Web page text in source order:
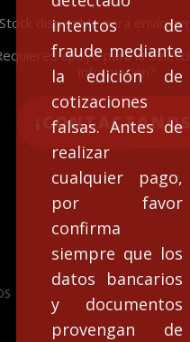
intentos de
fraude mediante
la edición de
cotizaciones
falsas. Antes de
realizar
cualquier pago,
por favor
confirma
siempre que los
datos bancarios
y documentos
provengan de
Stock disponible para envío
apoyo para la
información?
¡CONTACTANOS!